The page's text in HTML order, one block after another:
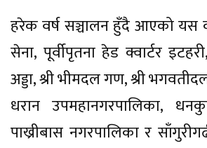
हरेक वर्ष सञ्चालन हुँदै आएको यस
सेना, पूर्वीपृतना हेड क्वार्टर
अड्डा, श्री भीमदल गण, श्री
धरान उपमहानगरपालिका,
पाख्रीबास नगरपालिका र